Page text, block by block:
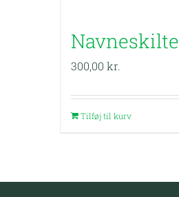
Navneskilte
300,00 kr.
Tilføj til kurv